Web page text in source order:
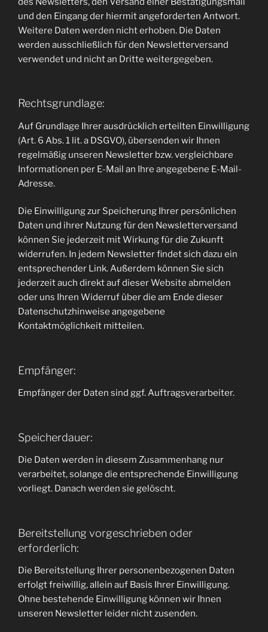
und den Eingang der hiermit angeforderten Antwort.
Weitere Daten werden nicht erhoben. Die Daten
werden ausschließlich für den Newsletterversand
verwendet und nicht an Dritte weitergegeben.
Rechtsgrundlage:
Auf Grundlage Ihrer ausdrücklich erteilten Einwilligung
(Art. 6 Abs. 1 lit. a DSGVO), übersenden wir Ihnen
regelmäßig unseren Newsletter bzw. vergleichbare
Informationen per E-Mail an Ihre angegebene E-Mail-
Adresse.
Die Einwilligung zur Speicherung Ihrer persönlichen
Daten und ihrer Nutzung für den Newsletterversand
können Sie jederzeit mit Wirkung für die Zukunft
widerrufen. In jedem Newsletter findet sich dazu ein
entsprechender Link. Außerdem können Sie sich
jederzeit auch direkt auf dieser Website abmelden
oder uns Ihren Widerruf über die am Ende dieser
Datenschutzhinweise angegebene
Kontaktmöglichkeit mitteilen.
Empfänger:
Empfänger der Daten sind ggf. Auftragsverarbeiter.
Speicherdauer:
Die Daten werden in diesem Zusammenhang nur
verarbeitet, solange die entsprechende Einwilligung
vorliegt. Danach werden sie gelöscht.
Bereitstellung vorgeschrieben oder
erforderlich:
Die Bereitstellung Ihrer personenbezogenen Daten
erfolgt freiwillig, allein auf Basis Ihrer Einwilligung.
Ohne bestehende Einwilligung können wir Ihnen
unseren Newsletter leider nicht zusenden.